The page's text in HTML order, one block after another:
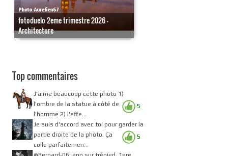
fotoduelo 2eme trimestre 2026 -
Architecture
Top commentaires
5
J'aime beaucoup cette photo 1)
l'ombre de la statue à côté de
l'homme 2) l'effe...
5
Je suis d'accord avec toi pour garder la
partie droite de la photo. Ça
colle parfaitemen...